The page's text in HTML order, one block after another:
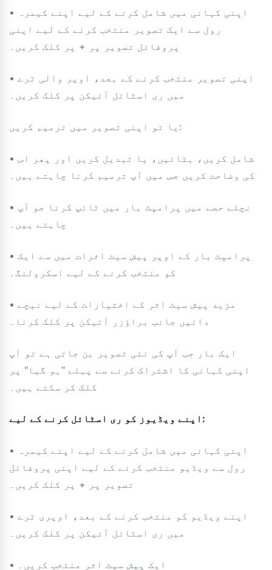
• اپنی کہانی میں شامل کرنے کے لیے اپنے کیمرہ
رول سے ایک تصویر منتخب کرنے کے لیے اپنی
پروفائل تصویر پر + پر کلک کریں۔
• اپنی تصویر منتخب کرنے کے بعد، اوپر والی ٹرے
میں ری اسٹائل آئیکن پر کلک کریں۔
یا تو اپنی تصویر میں ترمیم کریں:
• شامل کریں، ہٹائیں، یا تبدیل کریں اور پھر اس
کی وضاحت کریں جس میں آپ ترمیم کرنا چاہتے ہیں۔
• نچلے حصے میں پرامپٹ بار میں ٹائپ کرنا جو آپ
چاہتے ہیں۔
• پرامپٹ بار کے اوپر پیش سیٹ اثرات میں سے ایک
کو منتخب کرنے کے لیے اسکرولنگ۔
• مزید پیش سیٹ اثر کے اختیارات کے لیے نیچے
دائیں جانب براؤزر آئیکن پر کلک کرنا۔
ایک بار جب آپ کی نئی تصویر بن جاتی ہے تو آپ
اپنی کہانی کا اشتراک کرنے سے پہلے "ہو گیا" پر
کلک کر سکتے ہیں۔
اپنے ویڈیوز کو ری اسٹائل کرنے کے لیے:
• اپنی کہانی میں شامل کرنے کے لیے اپنے کیمرہ
رول سے ویڈیو منتخب کرنے کے لیے اپنی پروفائل
تصویر پر + پر کلک کریں۔
• اپنے ویڈیو کو منتخب کرنے کے بعد، اوپری ٹرے
میں ری اسٹائل آئیکن پر کلک کریں۔
• ایک پیش سیٹ اثر منتخب کریں۔